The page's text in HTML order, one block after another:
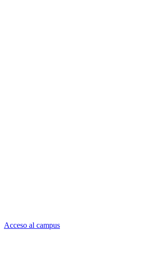
Acceso al campus